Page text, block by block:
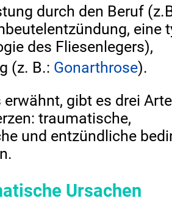
durch den Beruf
eine
des Fliesenlegers),
(z. B.: Gonarthrose).
erwähnt, gibt es drei
traumatische,
und entzündliche
Ursachen